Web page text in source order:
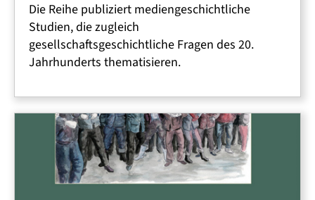
Die Reihe publiziert mediengeschichtliche
Studien, die zugleich
gesellschaftsgeschichtliche Fragen des 20.
Jahrhunderts thematisieren.